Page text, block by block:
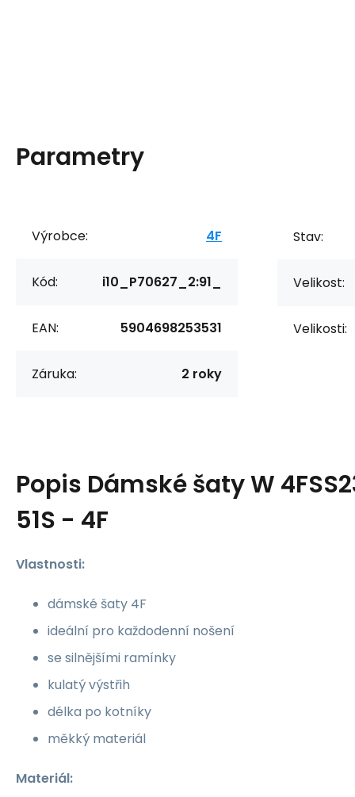
Parametry
Výrobce: 4F
Kód: i10_P70627_2:91_
EAN: 5904698253531
Záruka: 2 roky
Stav:
Velikost:
Velikosti:
Popis Dámské šaty W
51S - 4F
Vlastnosti:
dámské šaty 4F
ideální pro každodenní nošení
se silnějšími ramínky
kulatý výstřih
délka po kotníky
měkký materiál
Materiál: